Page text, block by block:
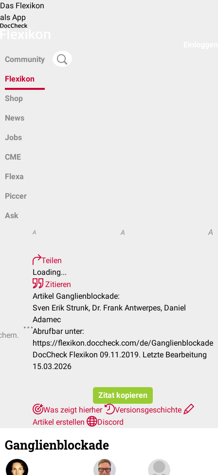
Das Flexikon
als App
Community
Flexikon
Shop
News
Jobs
CME
Flexa
Piccer
Ask
A A A
Teilen
Loading...
Zitieren
Artikel Ganglienblockade:
Sven Erik Strunk, Dr. Frank Antwerpes, Daniel
Adamec
Abrufbar unter:
https://flexikon.doccheck.com/de/Ganglienblockade
DocCheck Flexikon 09.11.2019. Letzte Bearbeitung
15.03.2026
Zitat kopieren
Was zeigt hierher
Versionsgeschichte
Artikel erstellen
Discord
Ganglienblockade